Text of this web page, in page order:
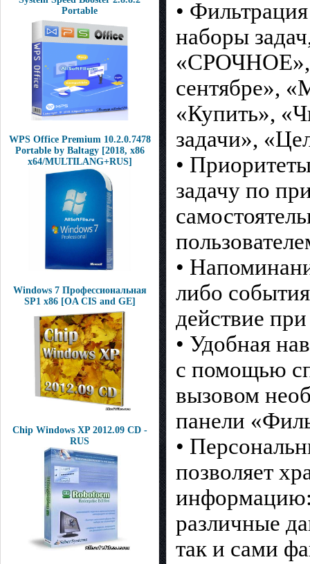
Portable
WPS Office Premium 10.2.0.7478
Portable by Baltagy [2018, x86
x64/MULTILANG+RUS]
Windows 7 Профессиональная
SP1 x86 [OA CIS and GE]
Chip Windows XP 2012.09 CD -
RUS
•
наборы
«СРОЧНОЕ»,
сентябре»,
«Купить»,
задачи»,
•
задачу по
•
либо
действие
• Удобная
с помощью
вызовом
панели
•
позволяет
информацию:
различные
так и сами